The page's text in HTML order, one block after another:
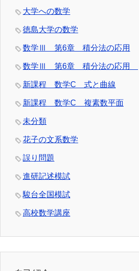
大学への数学
徳島大学の数学
数学Ⅲ 第6章 積分法の応用
数学Ⅲ 第6章 積分法の応用
新課程 数学C 式と曲線
新課程 数学C 複素数平面
未分類
花子の文系数学
誤り問題
進研記述模試
駿台全国模試
高校数学講座